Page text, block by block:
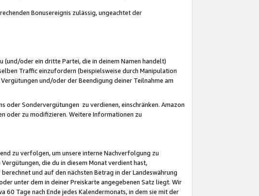
Bonusereignis zulässig, ungeachtet der
oder ein dritte Partei, die in deinem Namen handelt)
Traffic einzufordern (beispielsweise durch Manipulation
und/oder der Beendigung deiner Teilnahme am
oder Sondervergütungen zu verdienen, einschränken. Amazon
oder zu modifizieren. Weitere Informationen zu
zu verfolgen, um unsere interne Nachverfolgung zu
die du in diesem Monat verdient hast,
und auf den nächsten Betrag in der Landeswährung
unter dem in deiner Preiskarte angegebenen Satz liegt. Wir
Tage nach Ende jedes Kalendermonats, in dem sie mit der